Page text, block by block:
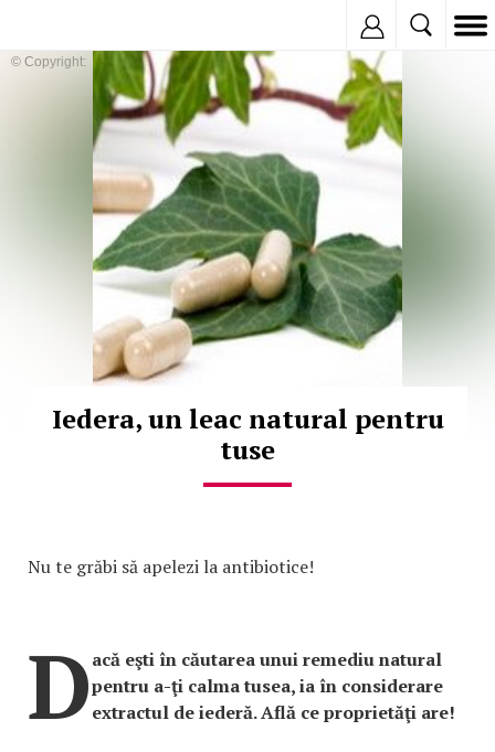
© Copyright:
Iedera, un leac natural pentru
tuse
Nu te grăbi să apelezi la antibiotice!
Dacă eşti în căutarea unui remediu natural
pentru a-ţi calma tusea, ia în considerare
extractul de iederă. Află ce proprietăţi are!